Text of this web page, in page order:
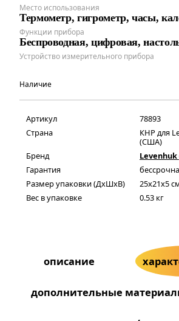
Место использования
Термометр, гигрометр, часы,
Функции прибора
Беспроводная, цифровая,
Устройство измерительного прибора
Наличие
Артикул
78893
Страна
КНР для
(США)
Бренд
Гарантия
Размер упаковки (ДxШxВ)
25x21x5
Вес в упаковке
0.53 кг
описание
дополнительные